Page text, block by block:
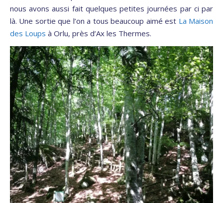
nous avons aussi fait quelques petites journées par ci par
là. Une sortie que l’on a tous beaucoup aimé est La Maison
des Loups à Orlu, près d’Ax les Thermes.